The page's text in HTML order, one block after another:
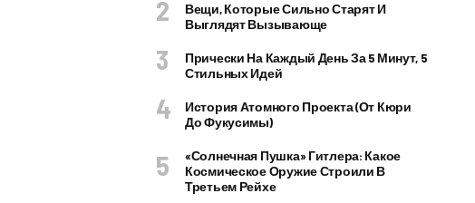
Вещи, Которые Сильно Старят И
Выглядят Вызывающе
Прически На Каждый День За 5 Минут, 5
Стильных Идей
История Атомного Проекта (от Кюри
До Фукусимы)
«Солнечная Пушка» Гитлера: Какое
Космическое Оружие Строили В
Третьем Рейхе